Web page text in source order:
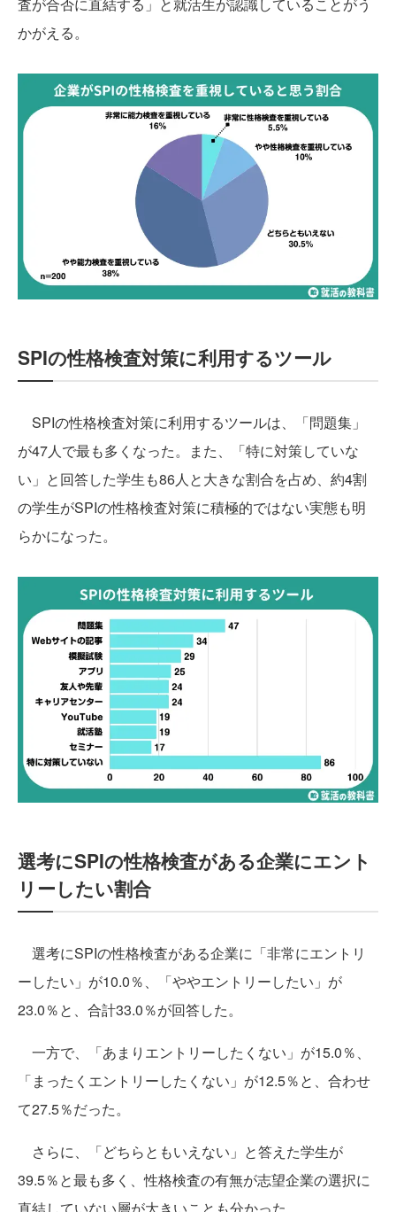
かがえる。
SPIの性格検査対策に利用するツール
SPIの性格検査対策に利用するツールは、「問題集」
が47人で最も多くなった。また、「特に対策していな
い」と回答した学生も86人と大きな割合を占め、約4割
の学生がSPIの性格検査対策に積極的ではない実態も明
らかになった。
選考にSPIの性格検査がある企業にエント
リーしたい割合
選考にSPIの性格検査がある企業に「非常にエントリ
ーしたい」が10.0％、「ややエントリーしたい」が
23.0％と、合計33.0％が回答した。
一方で、「あまりエントリーしたくない」が15.0％、
「まったくエントリーしたくない」が12.5％と、合わせ
て27.5％だった。
さらに、「どちらともいえない」と答えた学生が
39.5％と最も多く、性格検査の有無が志望企業の選択に